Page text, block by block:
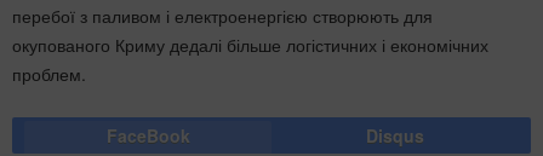
перебої з паливом і електроенергією створюють для
окупованого Криму дедалі більше логістичних і економічних
проблем.
FaceBook Disqus